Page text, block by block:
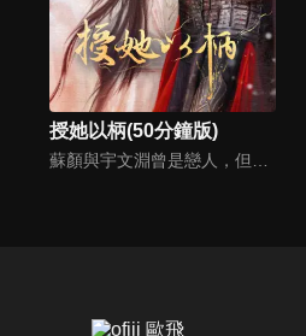
授她以柄(50分鐘版)